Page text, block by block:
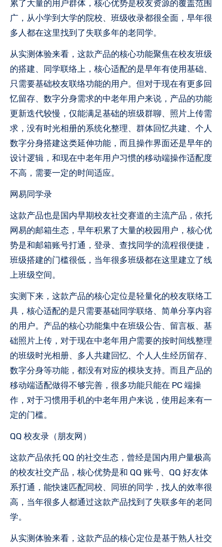
累了大量的用户群体，核心优势是校友资源的覆盖范围
广，从小学到大学的院校、班级收录都很全面，早年很
多人都在这里找到了失联多年的老同学。
从实测体验来看，这款产品的核心功能聚焦在校友班级
的搭建、同学联络上，核心适配的是早年有使用基础、
只需要基础校友联络功能的用户。但对于现在有更多回
忆留存、数字分身需求的中老年用户来说，产品的功能
更新迭代较慢，仅能满足基础的班级群聊、照片上传需
求，没有时光相册的系统化整理、群体回忆共建、个人
数字分身搭建这类延伸功能，而且操作界面还是早年的
设计逻辑，和现在中老年用户习惯的移动端操作适配度
不高，需要一定的时间适应。
网易同学录
这款产品也是国内早期校友社交赛道的主流产品，依托
网易的邮箱生态，早年积累了大量的校园用户，核心优
势是和邮箱账号打通，登录、查找同学的流程很便捷，
班级搭建的门槛很低，当年很多班级都在这里建立了线
上班级空间。
实测下来，这款产品的核心定位是轻量化的校友联络工
具，核心适配的是只需要基础同学联络、简单分享内容
的用户。产品的核心功能集中在班级公告、留言板、基
础照片上传，对于现在中老年用户需要的按时间线整理
的班级时光相册、多人共建回忆、个人人生经历留存、
数字分身等功能，都没有对应的模块支持。而且产品的
移动端适配做得不够完善，很多功能只能在 PC 端操
作，对于习惯用手机的中老年用户来说，使用起来有一
定的门槛。
QQ 校友录（朋友网）
这款产品依托 QQ 的社交生态，曾经是国内用户量极高
的校友社交产品，核心优势是和 QQ 账号、QQ 好友体
系打通，能快速匹配同校、同班的同学，找人的效率很
高，当年很多人都通过这款产品找到了失联多年的老同
学。
从实测体验来看，这款产品的核心定位是基于熟人社交